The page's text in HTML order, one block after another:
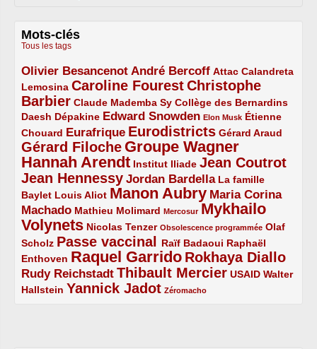
Mots-clés
Tous les tags
Olivier Besancenot
3/5 André Bercoff
3/5 Attac
2/5
Calandreta
Lemosina
2/5 Caroline Fourest
4/5
Christophe
Barbier
4/5 Claude Mademba Sy
2/5 Collège des Bernardins
2/5
Daesh
2/5 Dépakine
2/5 Edward Snowden
3/5 Elon Musk
1/5
Étienne
Chouard
2/5 Eurafrique
3/5 Eurodistricts
4/5 Gérard Araud
2/5
Gérard Filoche
4/5 Groupe Wagner
5/5
Hannah Arendt
5/5 Institut Iliade
2/5 Jean Coutrot
4/5
Jean Hennessy
4/5 Jordan Bardella
3/5
La famille
Baylet
2/5 Louis Aliot
2/5 Manon Aubry
5/5
Maria Corina
Machado
3/5 Mathieu Molimard
2/5 Mercosur
1/5
Mykhailo
Volynets
5/5 Nicolas Tenzer
2/5 Obsolescence programmée
1/5
Olaf
Scholz
2/5 Passe vaccinal
4/5 Raïf Badaoui
2/5
Raphaël
Enthoven
2/5 Raquel Garrido
5/5 Rokhaya Diallo
4/5
Rudy Reichstadt
3/5 Thibault Mercier
4/5 USAID
2/5
Walter
Hallstein
2/5 Yannick Jadot
4/5 Zéromacho
1/5